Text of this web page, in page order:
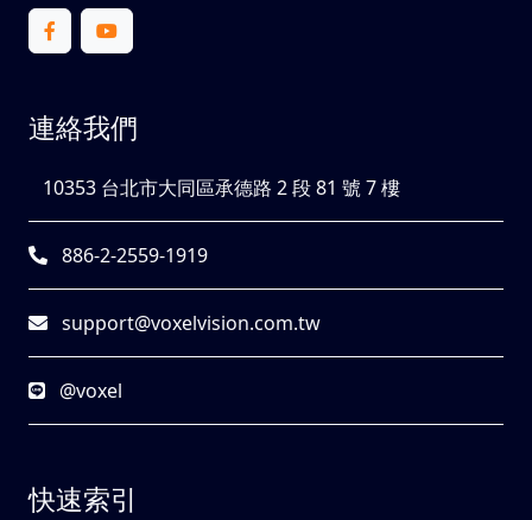
連絡我們
10353 台北市大同區承德路 2 段 81 號 7 樓
886-2-2559-1919
support@voxelvision.com.tw
@voxel
快速索引